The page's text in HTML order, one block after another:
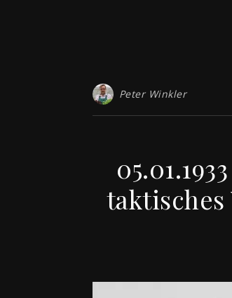
Peter Winkler